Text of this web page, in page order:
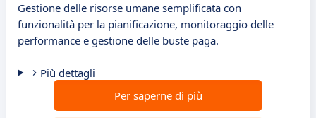
Gestione delle risorse umane semplificata con
funzionalità per la pianificazione, monitoraggio delle
performance e gestione delle buste paga.
Più dettagli
Per saperne di più